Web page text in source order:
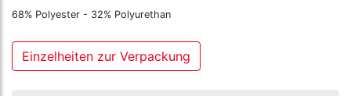
68% Polyester - 32% Polyurethan
Einzelheiten zur Verpackung